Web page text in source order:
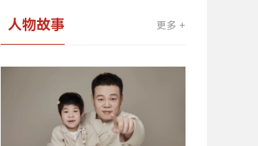
人物故事 更多 +